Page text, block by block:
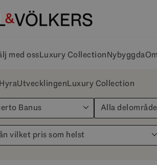
med ossLuxury CollectionNybyggda
HyraUtvecklingenLuxury Collection
Banus Alla
vilket pris som helst